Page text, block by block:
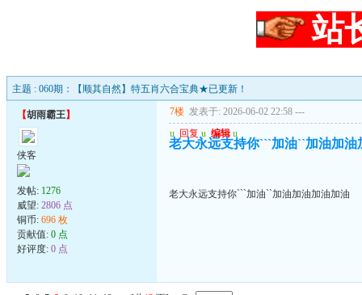
站
主题 : 060期：【顺其自然】特五肖六合宝典★已更新！
【胡雨霸王】
侠客
发帖: 1276
威望: 2806 点
铜币: 696 枚
贡献值: 0 点
好评度: 0 点
7楼 发表于: 2026-06-02 22:58 ---
u 回复 u 编辑 u
老大永远支持你```加油``加油加油
老大永远支持你```加油``加油加油加油加油